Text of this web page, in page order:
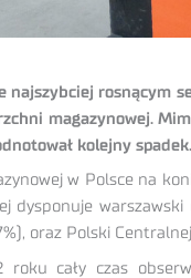
rosnącym
magazynowej.
kolejny
w Polsce na
dysponuje
oraz Polski
cały czas